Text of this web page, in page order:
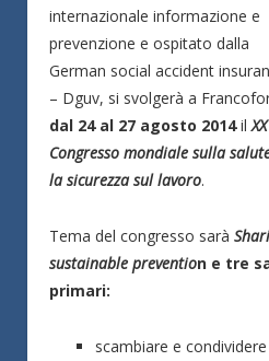
internazionale informazione e
prevenzione e ospitato dalla
German social accident
– Dguv, si svolgerà a
dal 24 al 27 agosto 2014ilXX
Congresso mondiale sulla
la sicurezza sul lavoro.
Tema del congresso sarà
sustainable prevention e tre
primari:
scambiare e